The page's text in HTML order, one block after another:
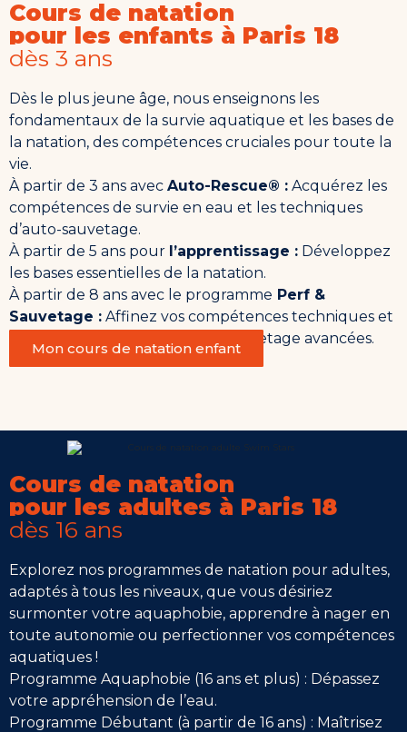
Cours de natation
pour les enfants à Paris 18
dès 3 ans
Dès le plus jeune âge, nous enseignons les
fondamentaux de la survie aquatique et les bases de
la natation, des compétences cruciales pour toute la
vie.
À partir de 3 ans avec Auto-Rescue® : Acquérez les
compétences de survie en eau et les techniques
d’auto-sauvetage.
À partir de 5 ans pour l’apprentissage : Développez
les bases essentielles de la natation.
À partir de 8 ans avec le programme Perf &
Sauvetage : Affinez vos compétences techniques et
découvrez les techniques de sauvetage avancées.
Mon cours de natation enfant
Cours de natation
pour les adultes à Paris 18
dès 16 ans
Explorez nos programmes de natation pour adultes,
adaptés à tous les niveaux, que vous désiriez
surmonter votre aquaphobie, apprendre à nager en
toute autonomie ou perfectionner vos compétences
aquatiques !
Programme Aquaphobie (16 ans et plus) : Dépassez
votre appréhension de l’eau.
Programme Débutant (à partir de 16 ans) : Maîtrisez